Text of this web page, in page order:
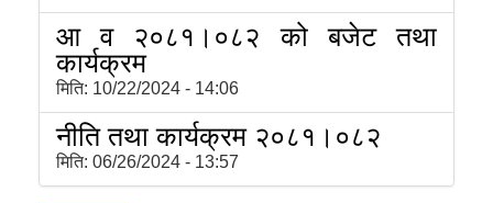
आ व २०८१।०८२ को बजेट तथा
कार्यक्रम
मिति: 10/22/2024 - 14:06
नीति तथा कार्यक्रम २०८१।०८२
मिति: 06/26/2024 - 13:57